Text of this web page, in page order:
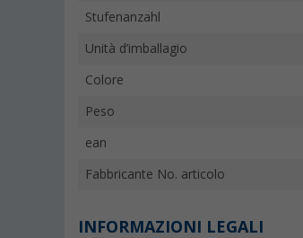
Stufenanzahl
Unità d’imballagio
Colore
Peso
ean
Fabbricante No. articolo
INFORMAZIONI LEGALI